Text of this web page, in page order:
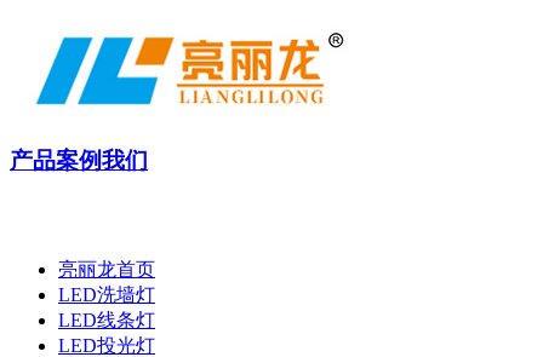
产品案例我们
亮丽龙首页
LED洗墙灯
LED线条灯
LED投光灯